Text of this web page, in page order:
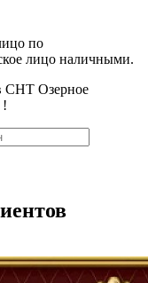
по
лицо наличными.
СНТ Озерное
!